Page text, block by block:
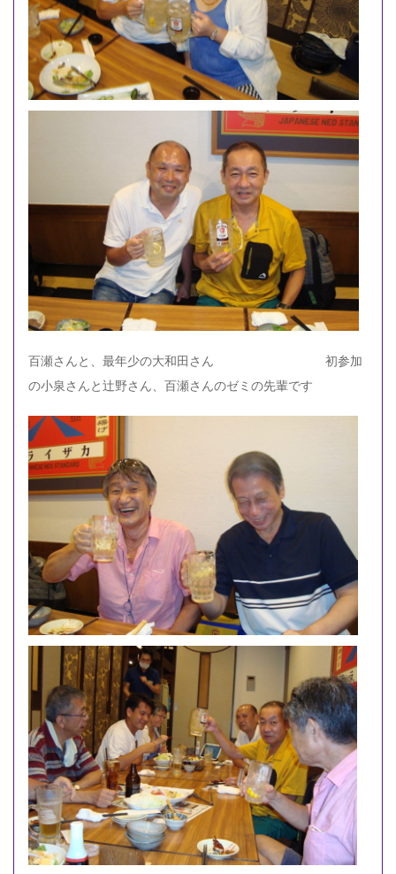
百瀬さんと、最年少の大和田さん 初参加
の小泉さんと辻野さん、百瀬さんのゼミの先輩です